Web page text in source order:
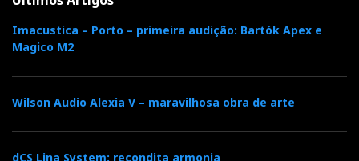
Imacustica – Porto – primeira audição: Bartók Apex e
Magico M2
Wilson Audio Alexia V – maravilhosa obra de arte
dCS Lina System: recondita armonia